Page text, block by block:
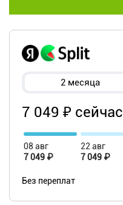
2 месяца
7 049 ₽ сейчас
08 авг
7 049 ₽
22 авг
7 049 ₽
Без переплат